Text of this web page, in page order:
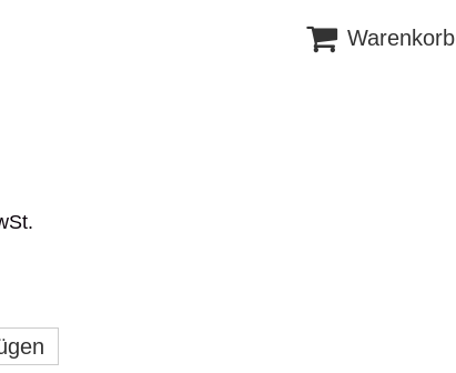
 Warenkorb